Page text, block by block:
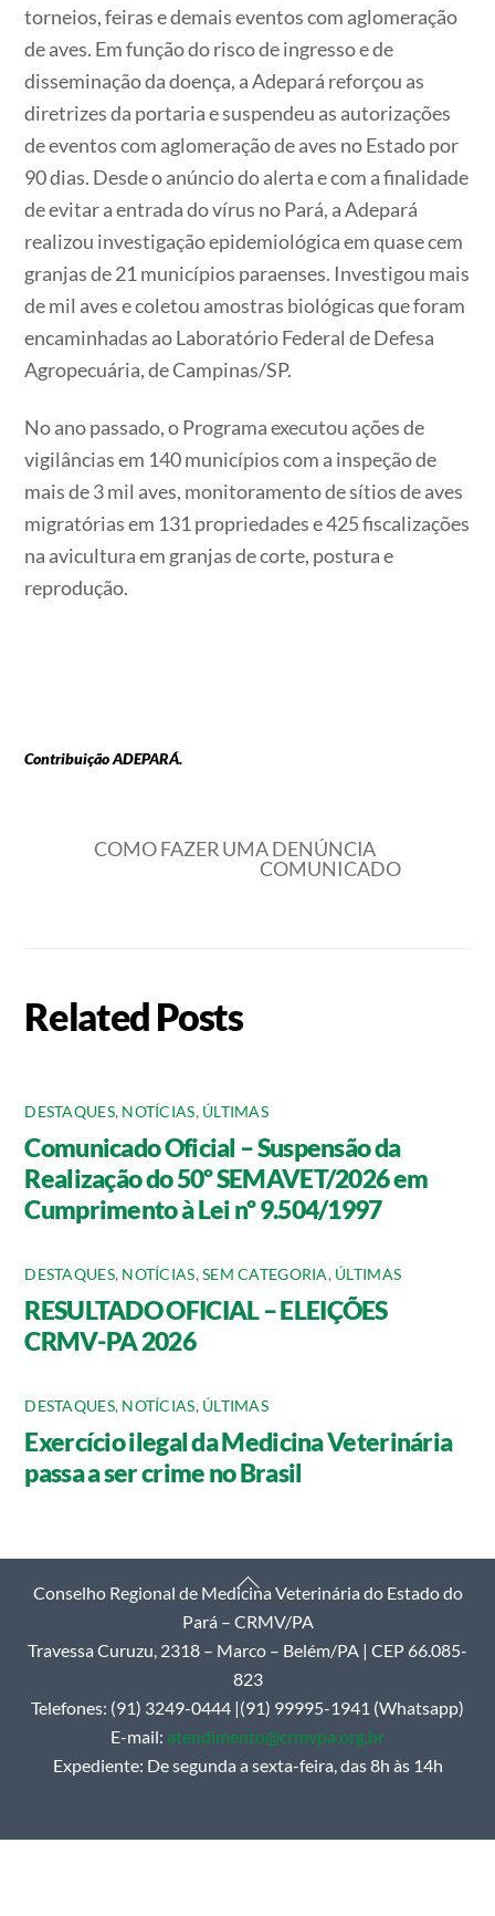
torneios, feiras e demais eventos com aglomeração
de aves. Em função do risco de ingresso e de
disseminação da doença, a Adepará reforçou as
diretrizes da portaria e suspendeu as autorizações
de eventos com aglomeração de aves no Estado por
90 dias. Desde o anúncio do alerta e com a finalidade
de evitar a entrada do vírus no Pará, a Adepará
realizou investigação epidemiológica em quase cem
granjas de 21 municípios paraenses. Investigou mais
de mil aves e coletou amostras biológicas que foram
encaminhadas ao Laboratório Federal de Defesa
Agropecuária, de Campinas/SP.
No ano passado, o Programa executou ações de
vigilâncias em 140 municípios com a inspeção de
mais de 3 mil aves, monitoramento de sítios de aves
migratórias em 131 propriedades e 425 fiscalizações
na avicultura em granjas de corte, postura e
reprodução.
Contribuição ADEPARÁ.
COMO FAZER UMA DENÚNCIA
COMUNICADO
Related Posts
DESTAQUES, NOTÍCIAS, ÚLTIMAS
Comunicado Oficial – Suspensão da
Realização do 50º SEMAVET/2026 em
Cumprimento à Lei nº 9.504/1997
DESTAQUES, NOTÍCIAS,SEM CATEGORIA, ÚLTIMAS
RESULTADO OFICIAL – ELEIÇÕES
CRMV-PA 2026
DESTAQUES, NOTÍCIAS, ÚLTIMAS
Exercício ilegal da Medicina Veterinária
passa a ser crime no Brasil
Back
To
Top
Conselho Regional de Medicina Veterinária do Estado do
Pará – CRMV/PA
Travessa Curuzu, 2318 – Marco – Belém/PA | CEP 66.085-
823
Telefones: (91) 3249-0444 |(91) 99995-1941 (Whatsapp)
E-mail: atendimento@crmvpa.org.br
Expediente: De segunda a sexta-feira, das 8h às 14h